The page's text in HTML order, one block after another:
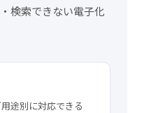
検索できない電子化
途別に対応できる